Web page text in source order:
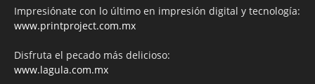
Impresiónate con lo último en impresión digital y tecnología:
www.printproject.com.mx
Disfruta el pecado más delicioso:
www.lagula.com.mx